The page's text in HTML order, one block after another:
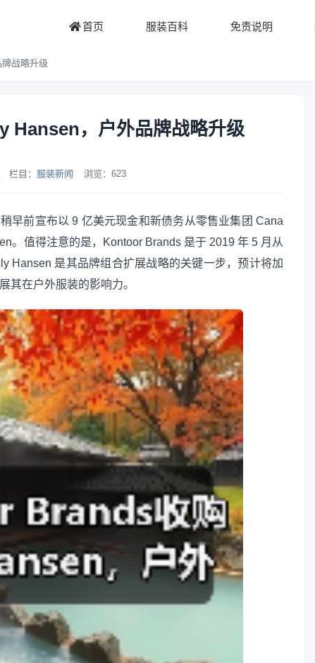
首页 服装百科 免责说明
战略升级
，户外品牌战略升级
栏目： 服装新闻 浏览： 623
早前宣布以 9 亿美元现金和新债务从零售业集团 Cana
。值得注意的是，Kontoor Brands 是于 2019 年 5 月从
Hansen 是其品牌组合扩展战略的关键一步，预计将加
其在户外服装的影响力。